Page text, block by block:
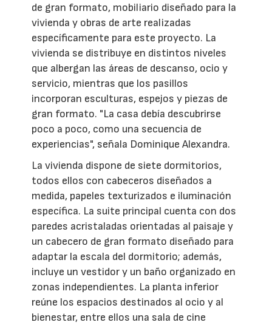
de gran formato, mobiliario diseñado para la
vivienda y obras de arte realizadas
específicamente para este proyecto. La
vivienda se distribuye en distintos niveles
que albergan las áreas de descanso, ocio y
servicio, mientras que los pasillos
incorporan esculturas, espejos y piezas de
gran formato. "La casa debía descubrirse
poco a poco, como una secuencia de
experiencias", señala Dominique Alexandra.
La vivienda dispone de siete dormitorios,
todos ellos con cabeceros diseñados a
medida, papeles texturizados e iluminación
específica. La suite principal cuenta con dos
paredes acristaladas orientadas al paisaje y
un cabecero de gran formato diseñado para
adaptar la escala del dormitorio; además,
incluye un vestidor y un baño organizado en
zonas independientes. La planta inferior
reúne los espacios destinados al ocio y al
bienestar, entre ellos una sala de cine